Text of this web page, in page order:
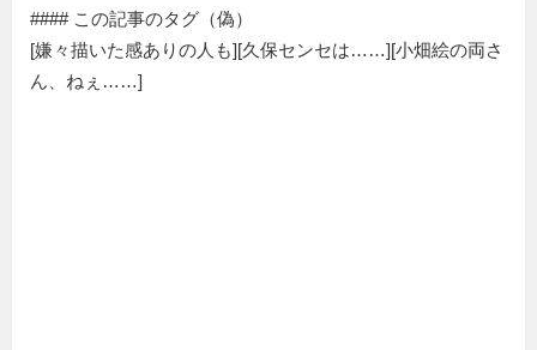
#### この記事のタグ（偽）
[嫌々描いた感ありの人も][久保センセは……][小畑絵の両さ
ん、ねぇ……]